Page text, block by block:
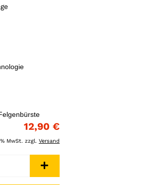
12,90 €
MwSt. zzgl. Versand